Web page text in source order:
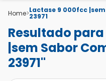
Home>Lactase 9 000fcc
23971
Resultado
|sem Sabor
23971"